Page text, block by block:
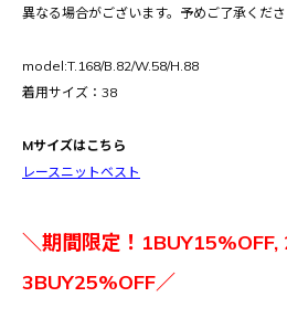
異なる場合がございます。予めご了承くださ
model:T.168/B.82/W.58/H.88
着用サイズ：38
Mサイズはこちら
レースニットベスト
＼期間限定！1BUY15%OFF,
3BUY25%OFF／